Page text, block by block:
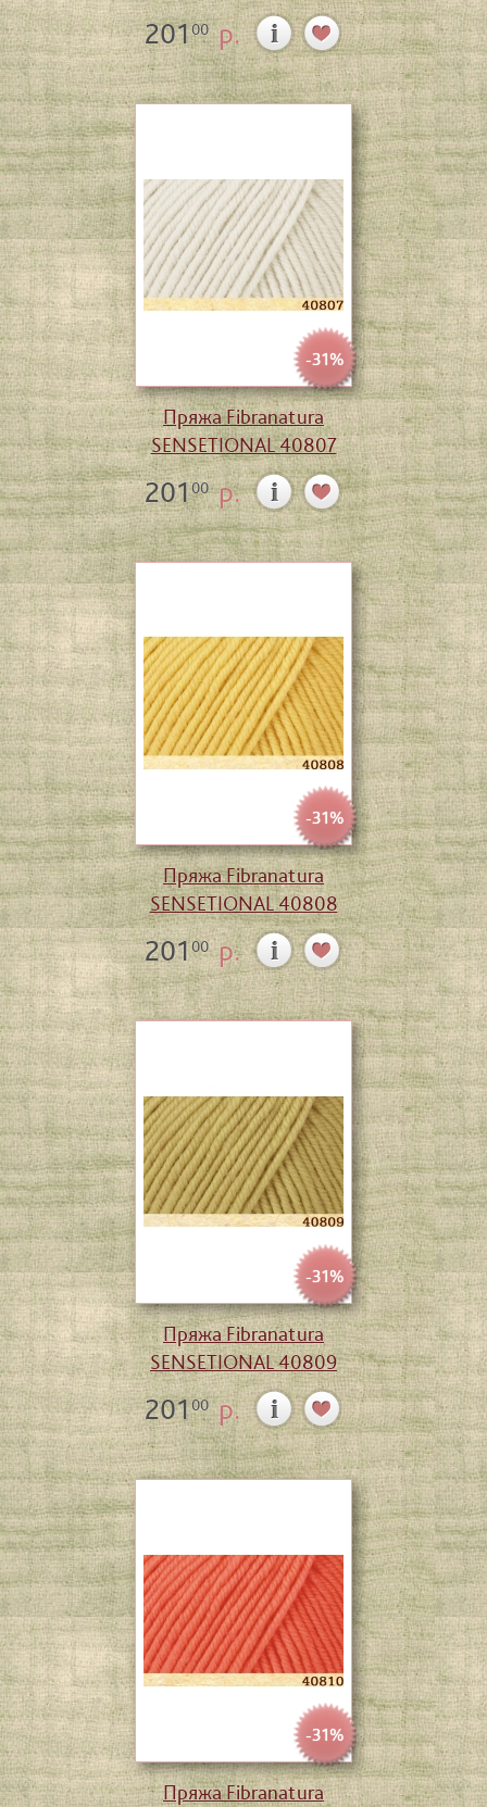
20100р.
-31%
Пряжа Fibranatura
SENSETIONAL 40807
20100р.
-31%
Пряжа Fibranatura
SENSETIONAL 40808
20100р.
-31%
Пряжа Fibranatura
SENSETIONAL 40809
20100р.
-31%
Пряжа Fibranatura